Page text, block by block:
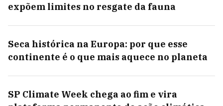
expõem limites no resgate da fauna
Seca histórica na Europa: por que esse
continente é o que mais aquece no planeta
SP Climate Week chega ao fim e vira